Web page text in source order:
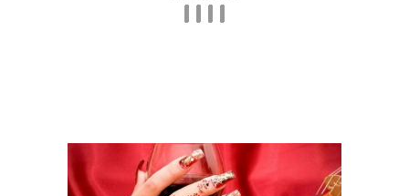
Маникюр с надписью Маникюр с надписями